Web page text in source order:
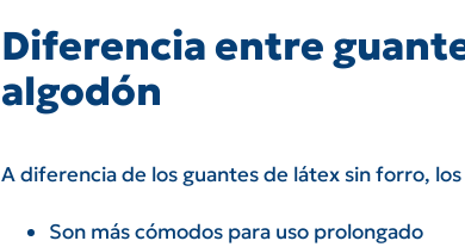
Diferencia entre
algodón
A diferencia de los guantes de látex sin forro, los
Son más cómodos para uso prolongado